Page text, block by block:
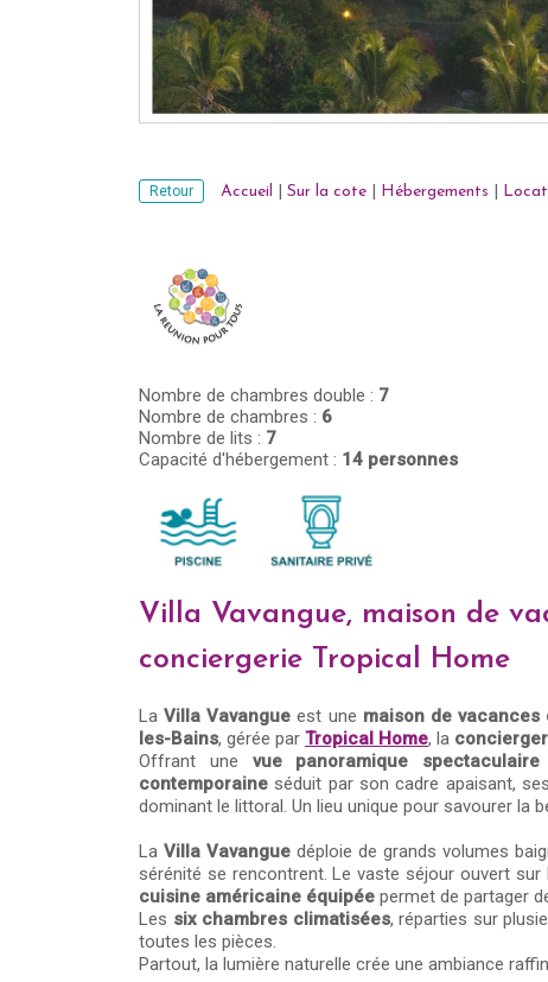
Retour Accueil Sur la cote Hébergements
Nombre de chambres double : 7
Nombre de chambres : 6
Nombre de lits : 7
Capacité d'hébergement : 14 personnes
Villa Vavangue, maison de
conciergerie Tropical Home
LaVilla Vavangue est une maison de vacances
les-Bains, gérée par Tropical Home, la
Offrant une vue panoramique
contemporaine séduit par son cadre apaisant, ses
dominant le littoral. Un lieu unique pour savourer la
La Villa Vavangue déploie de grands volumes
sérénité se rencontrent. Le vaste séjour ouvert sur
cuisine américaine équipée permet de partager
Les six chambres climatisées, réparties sur
toutes les pièces.
Partout, la lumière naturelle crée une ambiance